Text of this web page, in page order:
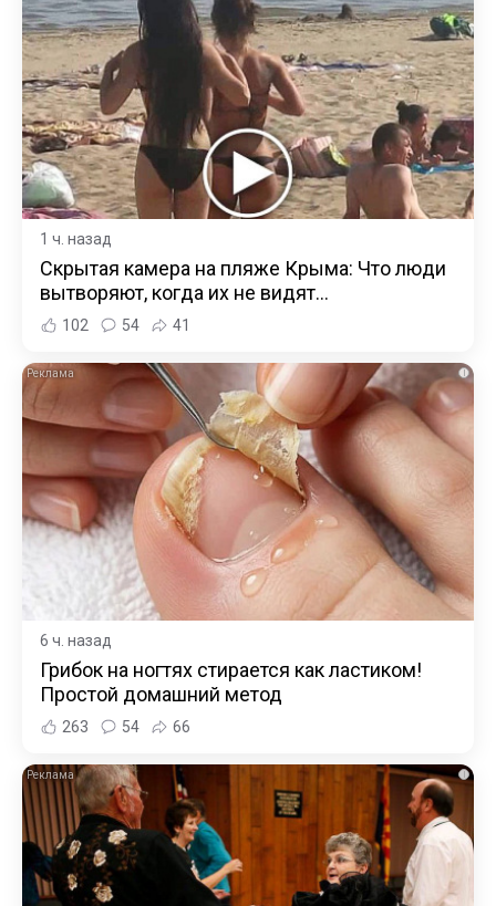
1 ч. назад
Скрытая камера на пляже Крыма: Что люди
вытворяют, когда их не видят...
102 54 41
i
6 ч. назад
Грибок на ногтях стирается как ластиком!
Простой домашний метод
263 54 66
i